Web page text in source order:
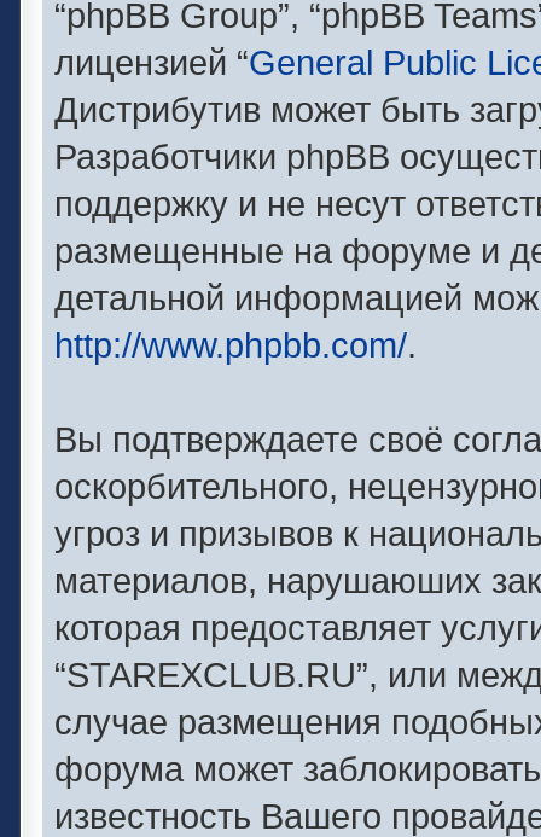
“phpBB Group”, “phpBB
лицензией “General Public
Дистрибутив может быть
Разработчики phpBB
поддержку и не несут
размещенные на форуме и
детальной информацией
http://www.phpbb.com/.
Вы подтверждаете своё
оскорбительного,
угроз и призывов к
материалов, нарушаюших
которая предоставляет
“STAREXCLUB.RU”, или
случае размещения
форума может
известность Вашего